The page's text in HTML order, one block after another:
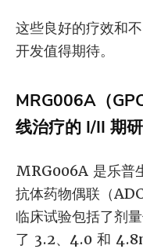
这些良好的疗效和
开发值得期待。
MRG006A（
线治疗的 I/II 期
MRG006A 是乐普
抗体药物偶联（
临床试验包括了剂
了 3.2、4.0 和